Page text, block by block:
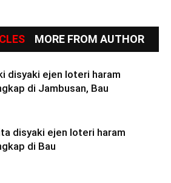
MORE FROM AUTHOR
disyaki ejen loteri haram
di Jambusan, Bau
disyaki ejen loteri haram
di Bau